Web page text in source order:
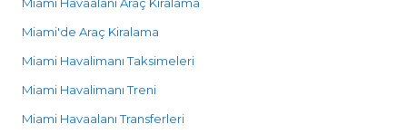
Miami'de Araç Kiralama
Miami Havalimanı Taksimeleri
Miami Havalimanı Treni
Miami Havaalanı Transferleri